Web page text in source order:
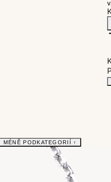
MÉNĚ PODKATEGORIÍ ↑